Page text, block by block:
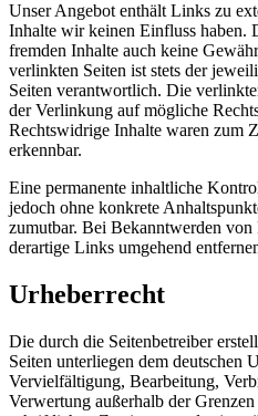
Unser Angebot enthält Links zu
Inhalte wir keinen Einfluss haben.
fremden Inhalte auch keine
verlinkten Seiten ist stets der
Seiten verantwortlich. Die
der Verlinkung auf mögliche
Rechtswidrige Inhalte waren zum
erkennbar.
Eine permanente inhaltliche
jedoch ohne konkrete
zumutbar. Bei Bekanntwerden
derartige Links umgehend
Urheberrecht
Die durch die Seitenbetreiber
Seiten unterliegen dem deutschen
Vervielfältigung, Bearbeitung,
Verwertung außerhalb der